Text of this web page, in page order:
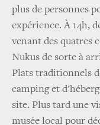
plus de personnes
expérience. À 14h,
venant des quatres
Nukus de sorte à
Plats traditionnels
camping et
site. Plus tard une
musée local pour